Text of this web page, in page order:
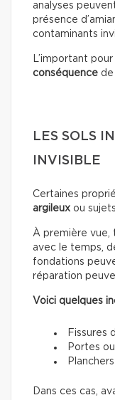
analyses
présence
contaminants
L’important
conséquence
LES SOLS
INVISIBLE
Certaines
argileux ou
À première vue,
avec le temps,
fondations
réparation
Voici quelques
Fissures
Portes
Dans ces cas,